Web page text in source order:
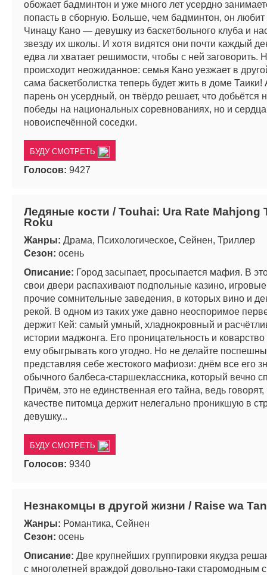
обожает бадминтон и уже много лет усердно
попасть в сборную. Больше, чем бадминтон, он любит
Чинацу Кано — девушку из баскетбольного клуба и
звезду их школы. И хотя видятся они почти каждый
едва ли хватает решимости, чтобы с ней заговорить.
происходит неожиданное: семья Кано уезжает в
сама баскетболистка теперь будет жить в доме Таики!
парень он усердный, он твёрдо решает, что добьётся
победы на национальных соревнованиях, но и сердца
новоиспечённой соседки.
БУДУ СМОТРЕТЬ
Голосов: 9427
Ледяные кости / Touhai: Ura Rate Mahjong
Roku
Жанры: Драма, Психологическое, Сейнен, Триллер
Сезон: осень
Описание: Город засыпает, просыпается мафия. В
свои двери распахивают подпольные казино,
прочие сомнительные заведения, в которых вино и
рекой. В одном из таких уже давно неоспоримое
держит Кей: самый умный, хладнокровный и
истории маджонга. Его проницательность и
ему обыгрывать кого угодно. Но не делайте
представляя себе жестокого мафиози: днём все его
обычного балбеса-старшеклассника, который вечно
Причём, это не единственная его тайна, ведь
качестве питомца держит нелегально проникшую в
девушку...
БУДУ СМОТРЕТЬ
Голосов: 9340
Незнакомцы в другой жизни / Raise wa
Жанры: Романтика, Сейнен
Сезон: осень
Описание: Две крупнейших группировки якудза
с многолетней враждой довольно-таки старомодным